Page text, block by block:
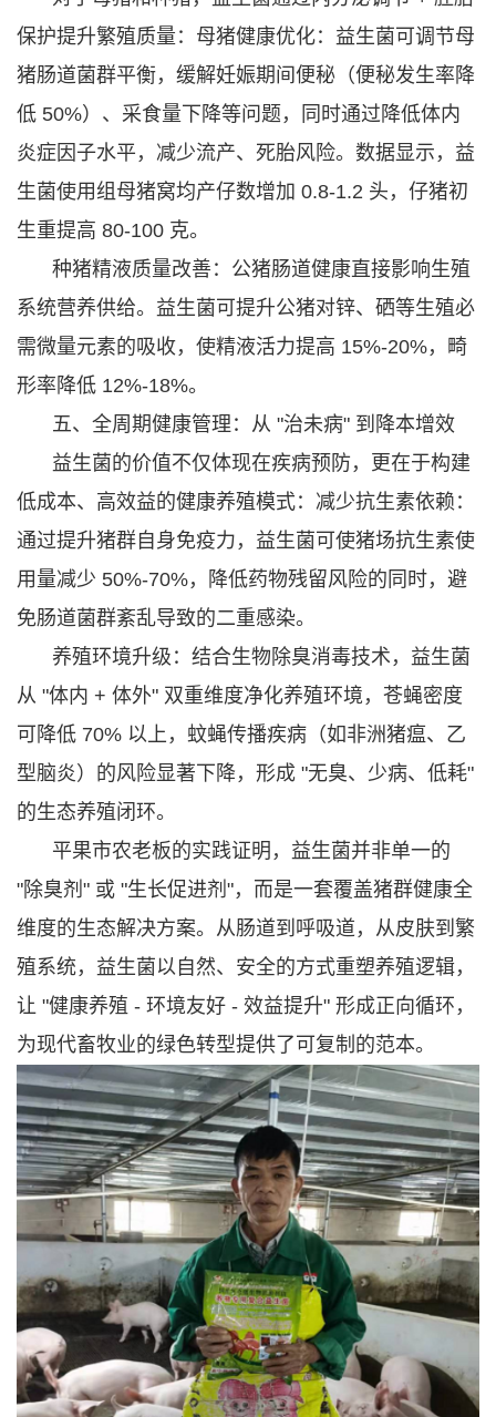
保护提升繁殖质量： 母猪健康优化：益生菌可调节母
猪肠道菌群平衡，缓解妊娠期间便秘（便秘发生率降
低 50%）、采食量下降等问题，同时通过降低体内
炎症因子水平，减少流产、死胎风险。数据显示，益
生菌使用组母猪窝均产仔数增加 0.8-1.2 头，仔猪初
生重提高 80-100 克。
种猪精液质量改善：公猪肠道健康直接影响生殖
系统营养供给。益生菌可提升公猪对锌、硒等生殖必
需微量元素的吸收，使精液活力提高 15%-20%，畸
形率降低 12%-18%。
五、全周期健康管理：从 "治未病" 到降本增效
益生菌的价值不仅体现在疾病预防，更在于构建
低成本、高效益的健康养殖模式： 减少抗生素依赖：
通过提升猪群自身免疫力，益生菌可使猪场抗生素使
用量减少 50%-70%，降低药物残留风险的同时，避
免肠道菌群紊乱导致的二重感染。
养殖环境升级：结合生物除臭消毒技术，益生菌
从 "体内 + 体外" 双重维度净化养殖环境，苍蝇密度
可降低 70% 以上，蚊蝇传播疾病（如非洲猪瘟、乙
型脑炎）的风险显著下降，形成 "无臭、少病、低耗"
的生态养殖闭环。
平果市农老板的实践证明，益生菌并非单一的
"除臭剂" 或 "生长促进剂"，而是一套覆盖猪群健康全
维度的生态解决方案。从肠道到呼吸道，从皮肤到繁
殖系统，益生菌以自然、安全的方式重塑养殖逻辑，
让 "健康养殖 - 环境友好 - 效益提升" 形成正向循环，
为现代畜牧业的绿色转型提供了可复制的范本。